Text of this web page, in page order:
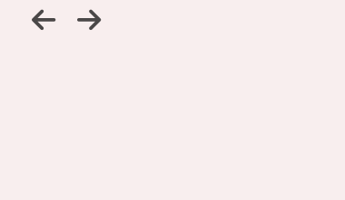
Jambage à 45